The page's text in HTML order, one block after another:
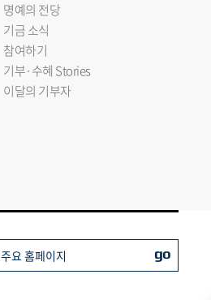
명예의 전당
기금 소식
참여하기
기부·수혜 Stories
이달의 기부자
주요 홈페이지 go